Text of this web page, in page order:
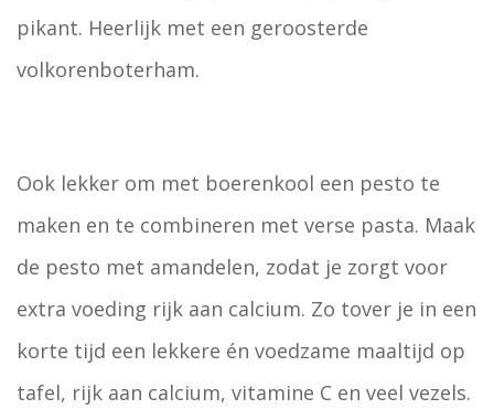
pikant. Heerlijk met een geroosterde
volkorenboterham.
Ook lekker om met boerenkool een pesto te
maken en te combineren met verse pasta. Maak
de pesto met amandelen, zodat je zorgt voor
extra voeding rijk aan calcium. Zo tover je in een
korte tijd een lekkere én voedzame maaltijd op
tafel, rijk aan calcium, vitamine C en veel vezels.